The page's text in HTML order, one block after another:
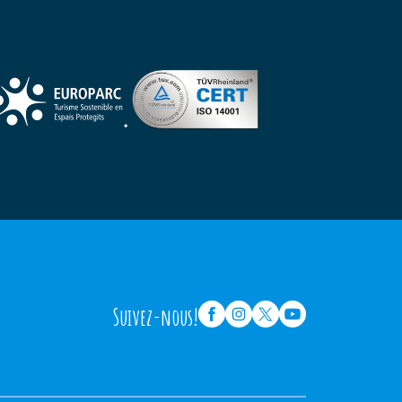
Suivez-nous!